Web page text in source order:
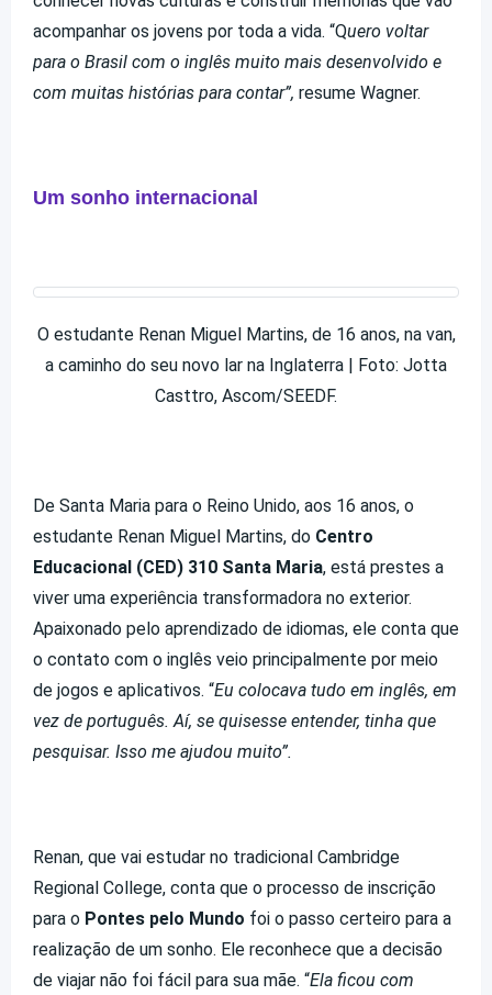
acompanhar os jovens por toda a vida. “Quero voltar
para o Brasil com o inglês muito mais desenvolvido e
com muitas histórias para contar”, resume Wagner.
Um sonho internacional
O estudante Renan Miguel Martins, de 16 anos, na van,
a caminho do seu novo lar na Inglaterra | Foto: Jotta
Casttro, Ascom/SEEDF.
De Santa Maria para o Reino Unido, aos 16 anos, o
estudante Renan Miguel Martins, do Centro
Educacional (CED) 310 Santa Maria, está prestes a
viver uma experiência transformadora no exterior.
Apaixonado pelo aprendizado de idiomas, ele conta que
o contato com o inglês veio principalmente por meio
de jogos e aplicativos. “Eu colocava tudo em inglês, em
vez de português. Aí, se quisesse entender, tinha que
pesquisar. Isso me ajudou muito”.
Renan, que vai estudar no tradicional Cambridge
Regional College, conta que o processo de inscrição
para o Pontes pelo Mundo foi o passo certeiro para a
realização de um sonho. Ele reconhece que a decisão
de viajar não foi fácil para sua mãe. “Ela ficou com